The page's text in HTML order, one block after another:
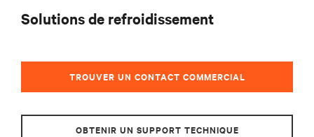
Solutions de refroidissement
TROUVER UN CONTACT COMMERCIAL
OBTENIR UN SUPPORT TECHNIQUE